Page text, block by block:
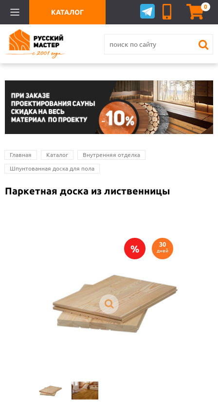
0
КАТАЛОГ
Главная Каталог Внутренняя отделка
Шпунтованная доска для пола
30
дней
%
Паркетная доска из лиственницы